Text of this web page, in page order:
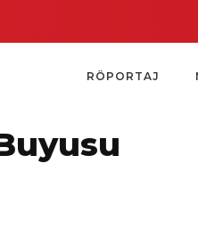
Kısa Bir Yolculuk
RÖPORTAJ